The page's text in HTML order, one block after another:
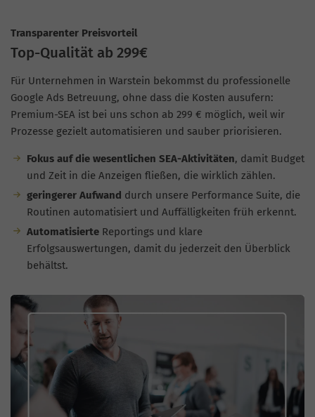
Transparenter Preisvorteil
Top-Qualität ab 299€
Für Unternehmen in Warstein bekommst du professionelle
Google Ads Betreuung, ohne dass die Kosten ausufern:
Premium-SEA ist bei uns schon ab 299 € möglich, weil wir
Prozesse gezielt automatisieren und sauber priorisieren.
Fokus auf die wesentlichen SEA-Aktivitäten, damit Budget
und Zeit in die Anzeigen fließen, die wirklich zählen.
geringerer Aufwand durch unsere Performance Suite, die
Routinen automatisiert und Auffälligkeiten früh erkennt.
AutomatisierteReportings und klare
Erfolgsauswertungen, damit du jederzeit den Überblick
behältst.